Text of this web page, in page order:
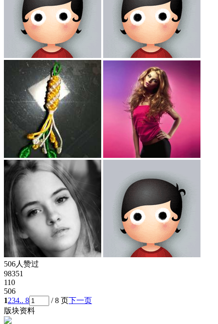
506人赞过
98351
110
506
1234.. 8 / 8 页下一页
版块资料